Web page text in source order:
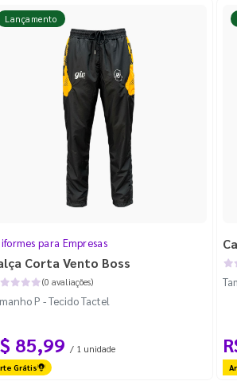
Lançamento
para Empresas
Corta Vento Boss
(0 avaliações)
P - Tecido Tactel
85,99 / 1 unidade
Grátis